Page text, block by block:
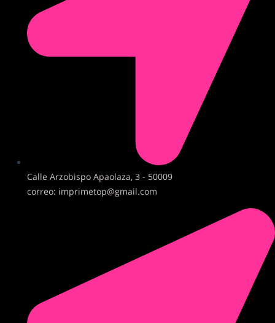
Calle Arzobispo Apaolaza, 3 - 50009
correo: imprimetop@gmail.com